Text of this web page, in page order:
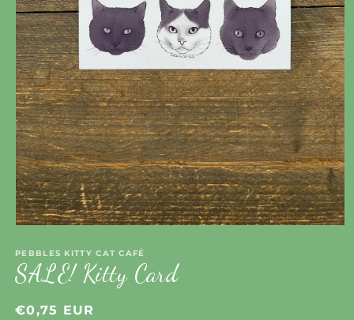
openen
in
modaal
PEBBLES KITTY CAT CAFÉ
SALE! Kitty Card
Normale
€0,75 EUR